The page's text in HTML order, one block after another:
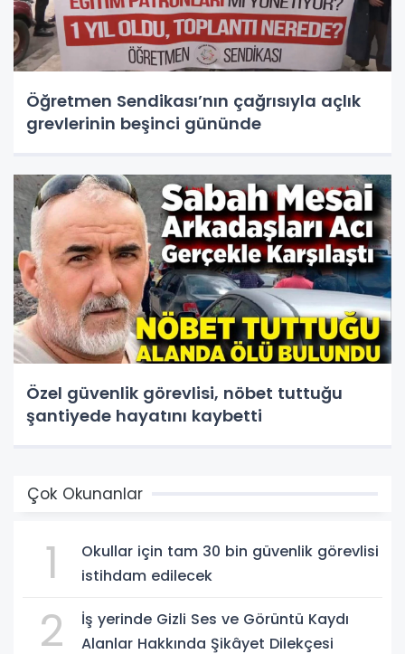
Öğretmen Sendikası’nın çağrısıyla açlık
grevlerinin beşinci gününde
Özel güvenlik görevlisi, nöbet tuttuğu
şantiyede hayatını kaybetti
Çok Okunanlar
1
Okullar için tam 30 bin güvenlik görevlisi
istihdam edilecek
2
İş yerinde Gizli Ses ve Görüntü Kaydı
Alanlar Hakkında Şikâyet Dilekçesi